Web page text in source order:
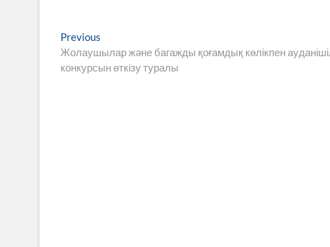
Навигация
по
Previous
post:
Жолаушылар және багажды қоғамдық көлікпен
конкурсын өткізу туралы